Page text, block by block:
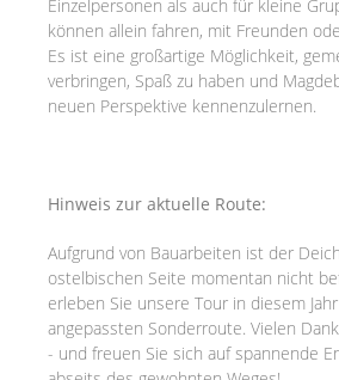
Einzelpersonen als auch für kleine
können allein fahren, mit Freunden
Es ist eine großartige Möglichkeit,
verbringen, Spaß zu haben und
neuen Perspektive kennenzulernen.
Hinweis zur aktuelle Route:
Aufgrund von Bauarbeiten ist der
ostelbischen Seite momentan nicht
erleben Sie unsere Tour in diesem
angepassten Sonderroute. Vielen
- und freuen Sie sich auf spannende